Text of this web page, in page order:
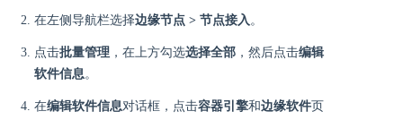
在左侧导航栏选择边缘节点 > 节点接入。
点击批量管理 ，在上方勾选选择全部 ，然后点击编辑
软件信息。
在编辑软件信息对话框，点击容器引擎和边缘软件页